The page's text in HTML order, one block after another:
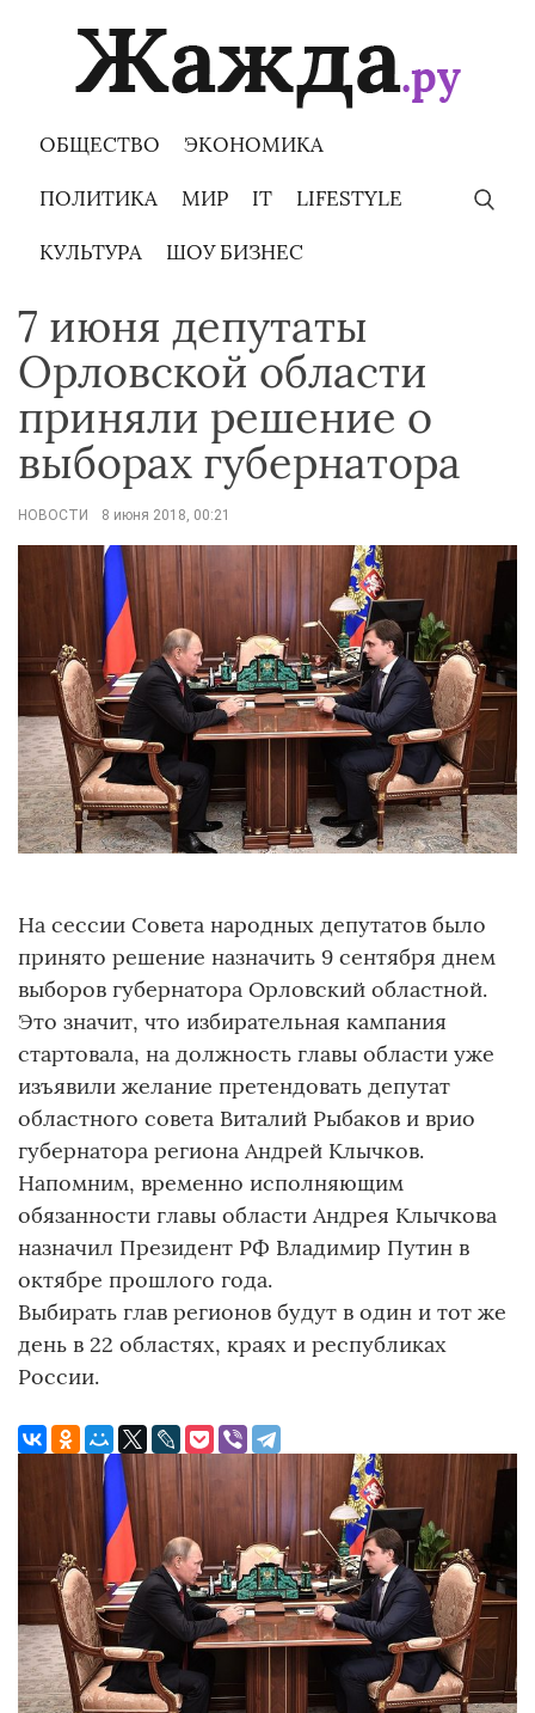
ОБЩЕСТВО ЭКОНОМИКА
ПОЛИТИКА МИР IT LIFESTYLE
КУЛЬТУРА ШОУ БИЗНЕС
7 июня депутаты
Орловской области
приняли решение о
выборах губернатора
НОВОСТИ 8 июня 2018, 00:21
На сессии Совета народных депутатов было
принято решение назначить 9 сентября днем
выборов губернатора Орловский областной.
Это значит, что избирательная кампания
стартовала, на должность главы области уже
изъявили желание претендовать депутат
областного совета Виталий Рыбаков и врио
губернатора региона Андрей Клычков.
Напомним, временно исполняющим
обязанности главы области Андрея Клычкова
назначил Президент РФ Владимир Путин в
октябре прошлого года.
Выбирать глав регионов будут в один и тот же
день в 22 областях, краях и республиках
России.